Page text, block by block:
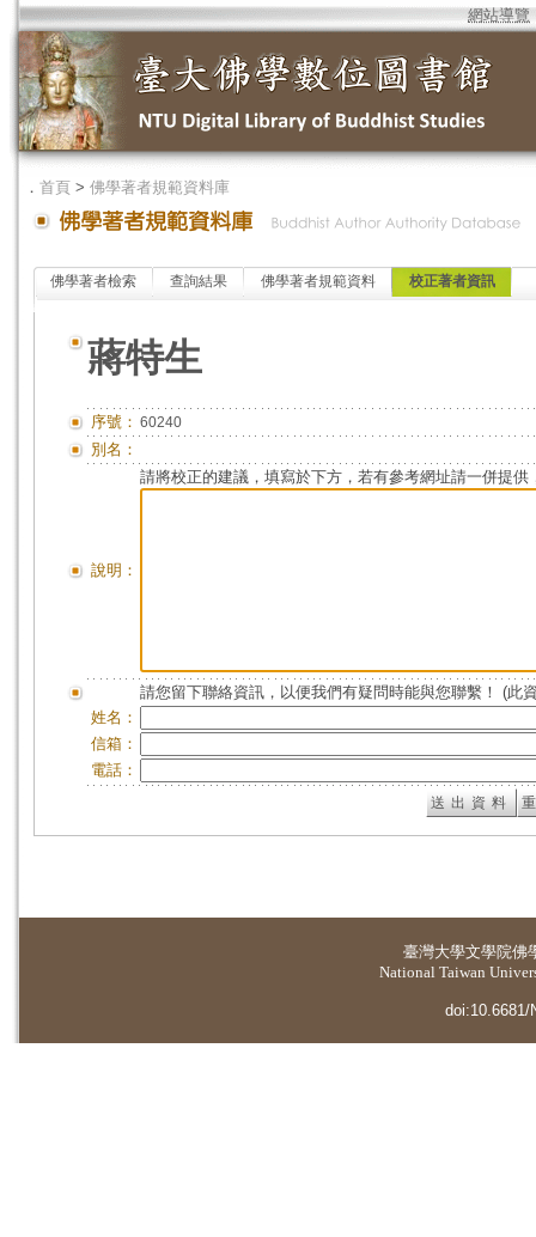
網站導覽
． 首頁 > 佛學著者規範資料庫
佛學著者檢索 查詢結果 佛學著者規範資料 校正著者資訊
蔣特生
序號： 60240
別名：
說明：
請將校正的建議，填寫於下方，若有參考網址請一併提供
請您留下聯絡資訊，以便我們有疑問時能與您聯繫！ (此
姓名：
信箱：
電話：
臺灣大學文學院佛
National Taiwan
doi:10.6681/